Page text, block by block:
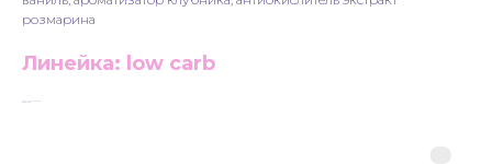
розмарина
Линейка: low carb